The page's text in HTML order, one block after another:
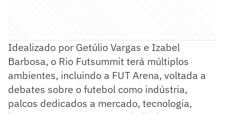
Idealizado por Getúlio Vargas e Izabel
Barbosa, o Rio Futsummit terá múltiplos
ambientes, incluindo a FUT Arena, voltada a
debates sobre o futebol como indústria,
palcos dedicados a mercado, tecnologia,